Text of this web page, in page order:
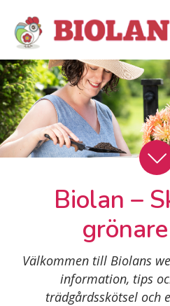
Biolan –
Välkommen till Biolans
information, tips
trädgårdsskötsel och